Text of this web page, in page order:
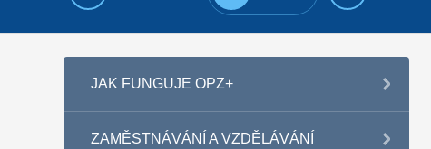
JAK FUNGUJE OPZ+
ZAMĚSTNÁVÁNÍ A VZDĚLÁVÁNÍ